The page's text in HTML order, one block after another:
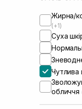
Жирна/
(+1)
Суха
Чутлива
обличчя